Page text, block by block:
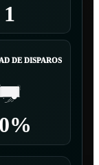
1
DE DISPAROS